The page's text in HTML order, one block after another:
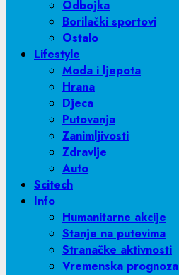
Odbojka
Borilački sportovi
Ostalo
Lifestyle
Moda i ljepota
Hrana
Djeca
Putovanja
Zanimljivosti
Zdravlje
Auto
Scitech
Info
Humanitarne akcije
Stanje na putevima
Stranačke aktivnosti
Vremenska prognoza